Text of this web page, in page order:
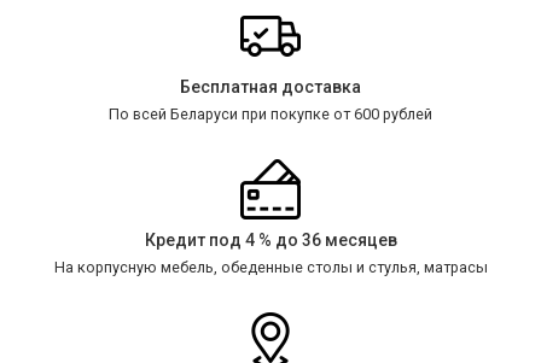
Бесплатная доставка
По всей Беларуси при покупке от 600 рублей
Кредит под 4 % до 36 месяцев
На корпусную мебель, обеденные столы и стулья, матрасы